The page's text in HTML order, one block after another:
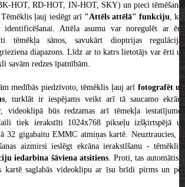
HOT, RD-HOT, IN-HOT, SKY) un pieci tēmēšanas
ļauj ieslēgt arī "Attēls attēlā" funkciju, kas
Attēla asumu var noregulēt ar ērti
tēmēkļa sānos, savukārt dioptrijas regulācijas
diapazons. Līdz ar to katrs lietotājs var ērti un
savām redzes īpatnībām.
medībās piedzīvoto, tēmēklis ļauj arī fotografēt un
, turklāt ir iespējams veikt arī tā saucamo ekrāna
videoklipā būs redzamas arī tēmekļa iestatījumos
tiek ierakstīti 1024x768 pikseļu izšķirtspējā un
32 gigabaitu EMMC atmiņas kartē. Neuztraucies, ja
aizmirsi ieslēgt ekrāna ierakstīšanu - tēmēklim
iedarbina šāviena atsitiens. Proti, tas automātiski
kartē saglabās videoklipu ar īsu brīdi pirms un pēc